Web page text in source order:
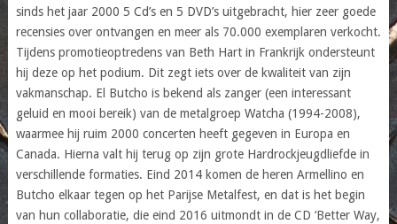
sinds het jaar 2000 5 Cd’s en 5 DVD’s uitgebracht, hier zeer goede
recensies over ontvangen en meer als 70.000 exemplaren verkocht.
Tijdens promotieoptredens van Beth Hart in Frankrijk ondersteunt
hij deze op het podium. Dit zegt iets over de kwaliteit van zijn
vakmanschap. El Butcho is bekend als zanger (een interessant
geluid en mooi bereik) van de metalgroep Watcha (1994-2008),
waarmee hij ruim 2000 concerten heeft gegeven in Europa en
Canada. Hierna valt hij terug op zijn grote Hardrockjeugdliefde in
verschillende formaties. Eind 2014 komen de heren Armellino en
Butcho elkaar tegen op het Parijse Metalfest, en dat is het begin
van hun collaboratie, die eind 2016 uitmondt in de CD ‘Better Way,